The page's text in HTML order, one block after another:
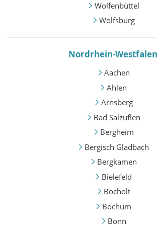
Wolfenbüttel
Wolfsburg
Nordrhein-Westfalen
Aachen
Ahlen
Arnsberg
Bad Salzuflen
Bergheim
Bergisch Gladbach
Bergkamen
Bielefeld
Bocholt
Bochum
Bonn